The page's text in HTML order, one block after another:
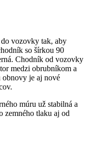
vozovky tak, aby
so šírkou 90
Chodník od vozovky
medzi obrubníkom a
obnovy je aj nové
múru už stabilná a
zemného tlaku aj od